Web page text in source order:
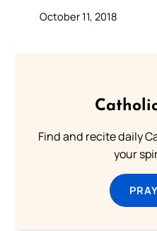
October 11, 2018
Find and recite daily
your